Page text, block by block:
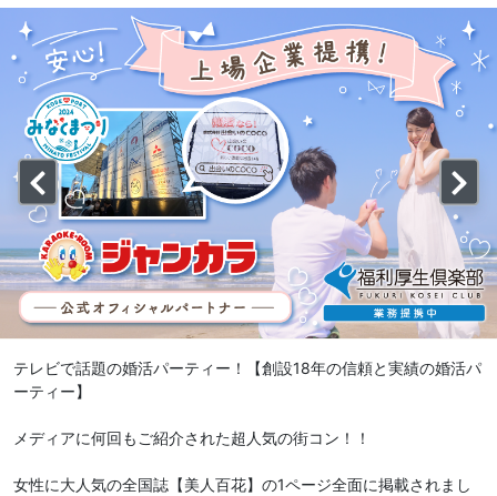
テレビで話題の婚活パーティー！【創設18年の信頼と実績の婚活パ
ーティー】
メディアに何回もご紹介された超人気の街コン！！
女性に大人気の全国誌【美人百花】の1ページ全面に掲載されまし